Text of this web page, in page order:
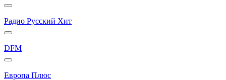
Радио Русский Хит
DFM
Европа Плюс